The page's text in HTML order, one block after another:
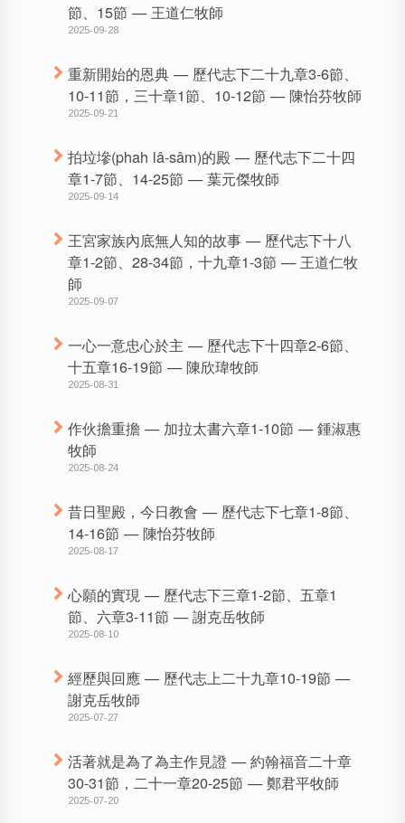
節、15節 — 王道仁牧師
2025-09-28
重新開始的恩典 — 歷代志下二十九章3-6節、
10-11節，三十章1節、10-12節 — 陳怡芬牧師
2025-09-21
拍垃墋(phah lâ-sâm)的殿 — 歷代志下二十四
章1-7節、14-25節 — 葉元傑牧師
2025-09-14
王宮家族內底無人知的故事 — 歷代志下十八
章1-2節、28-34節，十九章1-3節 — 王道仁牧
師
2025-09-07
一心一意忠心於主 — 歷代志下十四章2-6節、
十五章16-19節 — 陳欣瑋牧師
2025-08-31
作伙擔重擔 — 加拉太書六章1-10節 — 鍾淑惠
牧師
2025-08-24
昔日聖殿，今日教會 — 歷代志下七章1-8節、
14-16節 — 陳怡芬牧師
2025-08-17
心願的實現 — 歷代志下三章1-2節、五章1
節、六章3-11節 — 謝克岳牧師
2025-08-10
經歷與回應 — 歷代志上二十九章10-19節 —
謝克岳牧師
2025-07-27
活著就是為了為主作見證 — 約翰福音二十章
30-31節，二十一章20-25節 — 鄭君平牧師
2025-07-20